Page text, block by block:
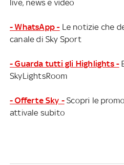
live, news e video
- WhatsApp - Le notizie che
canale di Sky Sport
- Guarda tutti gli Highlights -
SkyLightsRoom
- Offerte Sky - Scopri le
attivale subito